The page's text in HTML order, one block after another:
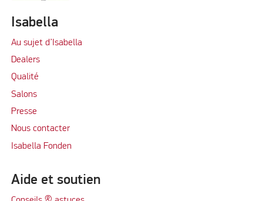
Isabella
Au sujet d’Isabella
Dealers
Qualité
Salons
Presse
Nous contacter
Isabella Fonden
Aide et soutien